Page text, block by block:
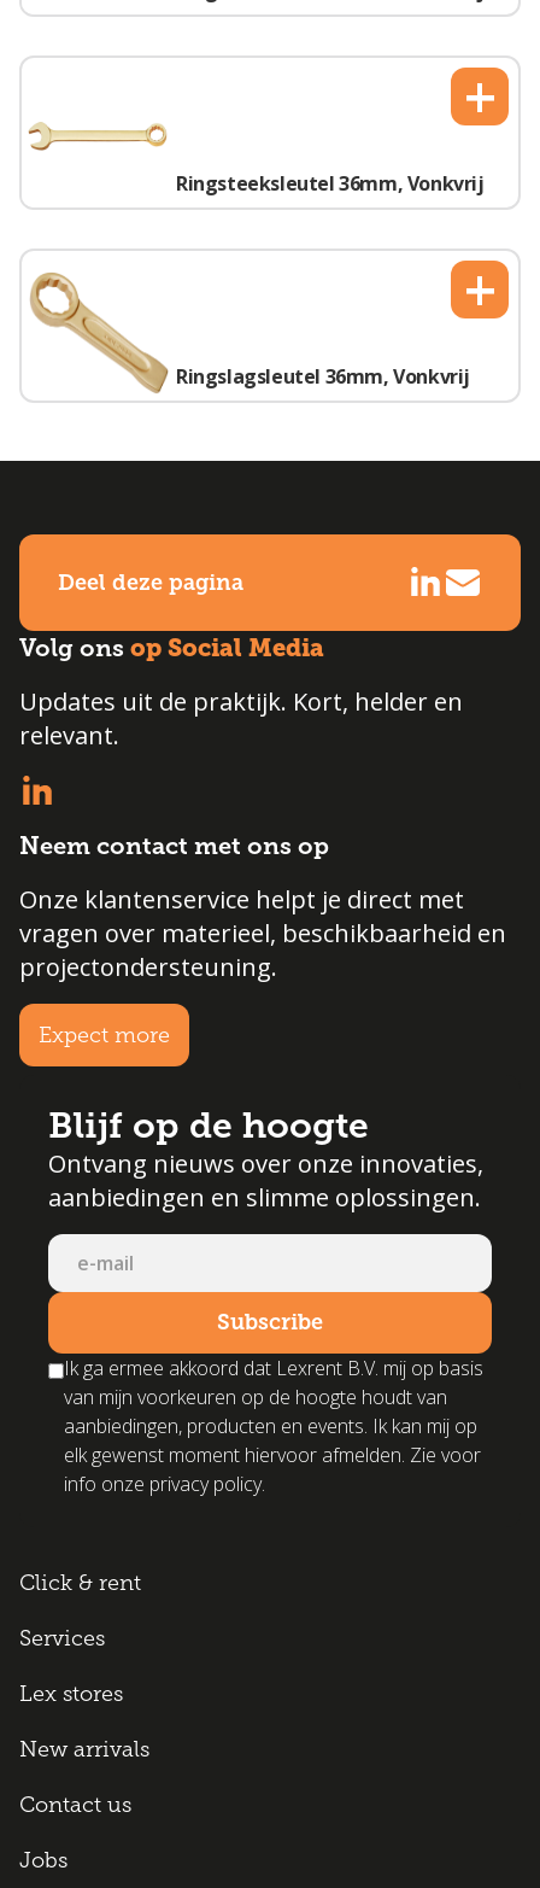
Ringsteeksleutel 36mm, Vonkvrij
+
Ringslagsleutel 36mm, Vonkvrij
+
Deel deze pagina
Volg ons op Social Media
Updates uit de praktijk. Kort, helder en
relevant.
Neem contact met ons op
Onze klantenservice helpt je direct met
vragen over materieel, beschikbaarheid en
projectondersteuning.
Expect more
Blijf op de hoogte
Ontvang nieuws over onze innovaties,
aanbiedingen en slimme oplossingen.
Ik ga ermee akkoord dat Lexrent B.V. mij op basis
van mijn voorkeuren op de hoogte houdt van
aanbiedingen, producten en events. Ik kan mij op
elk gewenst moment hiervoor afmelden. Zie voor
info onze privacy policy.
Click & rent
Services
Lex stores
New arrivals
Contact us
Jobs